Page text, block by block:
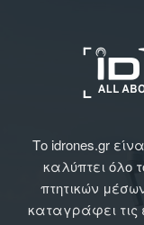
Το idrones.gr
καλύπτει
πτητικών
καταγράφει τις